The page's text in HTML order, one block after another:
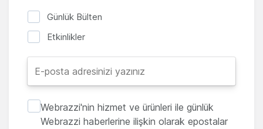
Günlük Bülten
Etkinlikler
Webrazzi'nin hizmet ve ürünleri ile günlük
Webrazzi haberlerine ilişkin olarak epostalar